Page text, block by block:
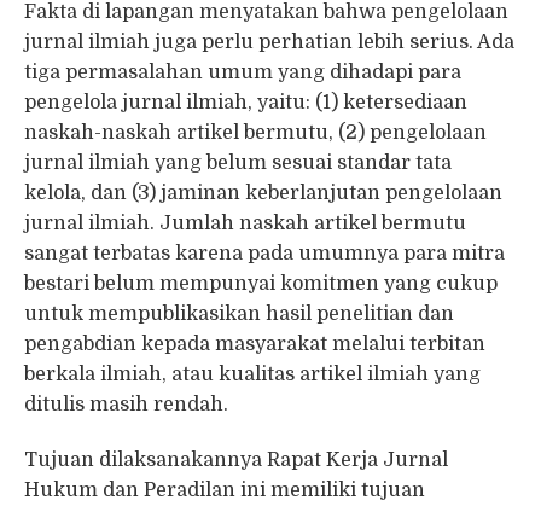
Fakta di lapangan menyatakan bahwa pengelolaan
jurnal ilmiah juga perlu perhatian lebih serius. Ada
tiga permasalahan umum yang dihadapi para
pengelola jurnal ilmiah, yaitu: (1) ketersediaan
naskah-naskah artikel bermutu, (2) pengelolaan
jurnal ilmiah yang belum sesuai standar tata
kelola, dan (3) jaminan keberlanjutan pengelolaan
jurnal ilmiah. Jumlah naskah artikel bermutu
sangat terbatas karena pada umumnya para mitra
bestari belum mempunyai komitmen yang cukup
untuk mempublikasikan hasil penelitian dan
pengabdian kepada masyarakat melalui terbitan
berkala ilmiah, atau kualitas artikel ilmiah yang
ditulis masih rendah.
Tujuan dilaksanakannya Rapat Kerja Jurnal
Hukum dan Peradilan ini memiliki tujuan